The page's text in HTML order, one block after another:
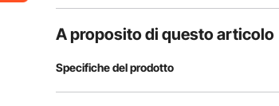
A proposito di questo articolo
Specifiche del prodotto